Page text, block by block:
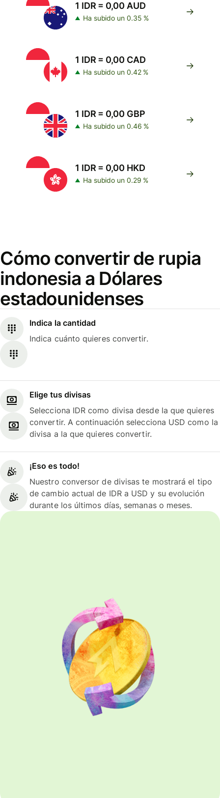
1 IDR = 0,00 AUD
Ha subido un 0.35 %
1 IDR = 0,00 CAD
Ha subido un 0.42 %
1 IDR = 0,00 GBP
Ha subido un 0.46 %
1 IDR = 0,00 HKD
Ha subido un 0.29 %
Cómo convertir de rupia
indonesia a Dólares
estadounidenses
Indica la cantidad
Indica cuánto quieres convertir.
Elige tus divisas
Selecciona IDR como divisa desde la que quieres
convertir. A continuación selecciona USD como la
divisa a la que quieres convertir.
¡Eso es todo!
Nuestro conversor de divisas te mostrará el tipo
de cambio actual de IDR a USD y su evolución
durante los últimos días, semanas o meses.